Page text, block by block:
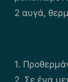
2 αυγά,
1.
2. Σε ένα